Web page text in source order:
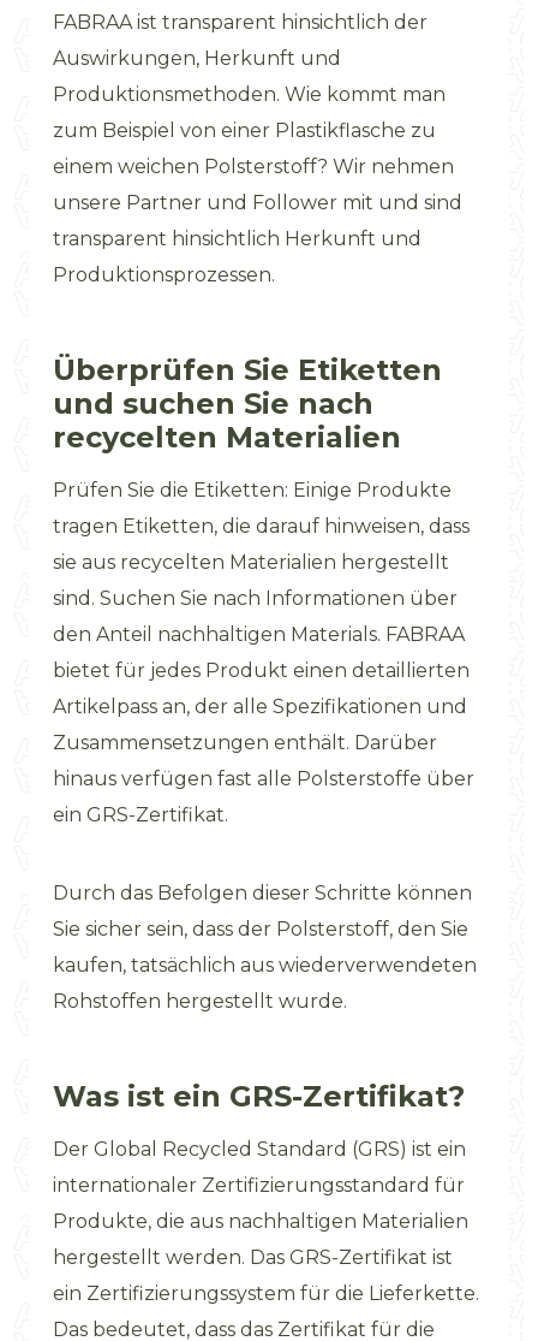
FABRAA ist transparent hinsichtlich der
Auswirkungen, Herkunft und
Produktionsmethoden. Wie kommt man
zum Beispiel von einer Plastikflasche zu
einem weichen Polsterstoff? Wir nehmen
unsere Partner und Follower mit und sind
transparent hinsichtlich Herkunft und
Produktionsprozessen.
Überprüfen Sie Etiketten
und suchen Sie nach
recycelten Materialien
Prüfen Sie die Etiketten: Einige Produkte
tragen Etiketten, die darauf hinweisen, dass
sie aus recycelten Materialien hergestellt
sind. Suchen Sie nach Informationen über
den Anteil nachhaltigen Materials. FABRAA
bietet für jedes Produkt einen detaillierten
Artikelpass an, der alle Spezifikationen und
Zusammensetzungen enthält. Darüber
hinaus verfügen fast alle Polsterstoffe über
ein GRS-Zertifikat.
Durch das Befolgen dieser Schritte können
Sie sicher sein, dass der Polsterstoff, den Sie
kaufen, tatsächlich aus wiederverwendeten
Rohstoffen hergestellt wurde.
Was ist ein GRS-Zertifikat?
Der Global Recycled Standard (GRS) ist ein
internationaler Zertifizierungsstandard für
Produkte, die aus nachhaltigen Materialien
hergestellt werden. Das GRS-Zertifikat ist
ein Zertifizierungssystem für die Lieferkette.
Das bedeutet, dass das Zertifikat für die